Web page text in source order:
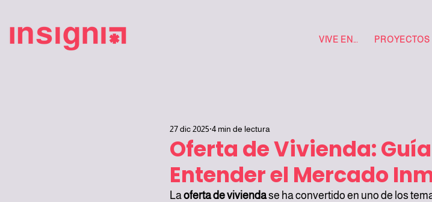
VIVE EN... PROYECTOS
Oferta de Vivienda:
Entender el Mercado
27 dic 2025 4 min de lectura
La oferta de vivienda se ha convertido en uno de los